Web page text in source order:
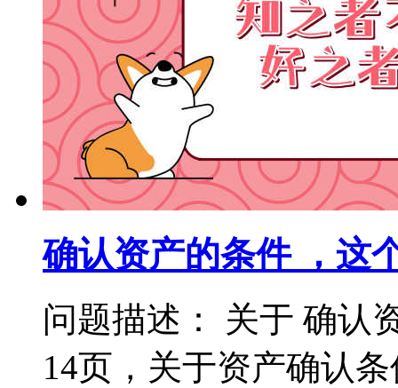
确认资产的条件 ，这
问题描述： 关于 确认
14页，关于资产确认